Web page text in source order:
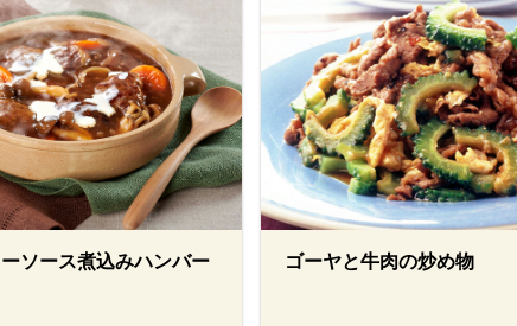
ソース煮込みハンバー
ゴーヤと牛肉の炒め物